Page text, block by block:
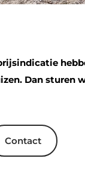
Dan sturen
Contact